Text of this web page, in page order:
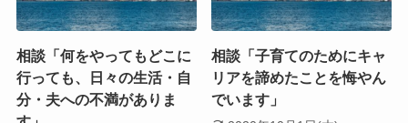
相談「何をやってもどこに
行っても、日々の生活・自
分・夫への不満がありま
相談「子育てのためにキャ
リアを諦めたことを悔やん
でいます」